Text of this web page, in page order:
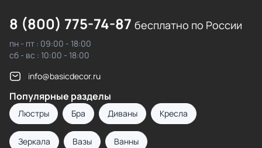
8 (800) 775-74-87 бесплатно по России
пн - пт : 09:00 - 18:00
сб - вс : 10:00 - 18:00
info@basicdecor.ru
Популярные разделы
Люстры Бра Диваны Кресла
Зеркала Вазы Ванны